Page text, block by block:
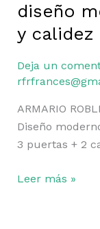
diseño
y calidez
Deja un
ARMARIO
Diseño
3 puertas + 2
Leer más »